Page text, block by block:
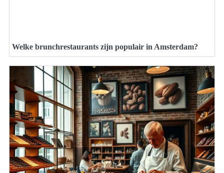
Welke brunchrestaurants zijn populair in Amsterdam?